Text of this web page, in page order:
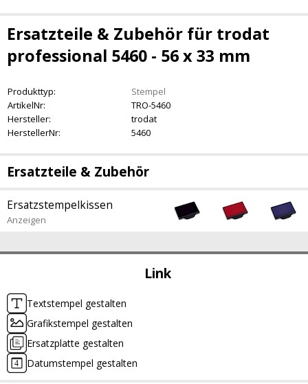
Link
Textstempel gestalten
Grafikstempel gestalten
Ersatzplatte gestalten
Datumstempel gestalten
Ersatzteile & Zubehör für trodat
professional 5460 - 56 x 33 mm
Produkttyp:
Stempel
ArtikelNr:
TRO-5460
Hersteller:
trodat
HerstellerNr:
5460
Ersatzteile & Zubehör
Ersatzstempelkissen
Anzeigen